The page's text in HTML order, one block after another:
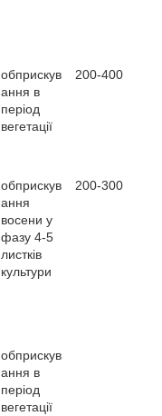
обприскув
ання в
період
вегетації
200-400
обприскув
ання
восени у
фазу 4-5
листків
культури
200-300
обприскув
ання в
період
вегетації